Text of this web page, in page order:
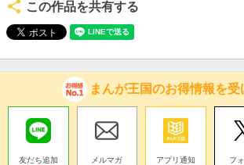
この作品を共有する
まんが王国のお得情報を受
友だち追加
メルマガ アプリ通知 フ